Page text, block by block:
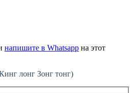
напишите в Whatsapp на этот
лонг Зонг тонг)